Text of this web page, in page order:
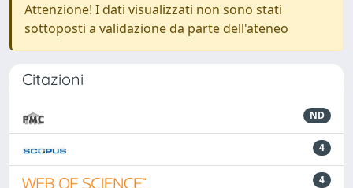
Attenzione! I dati visualizzati non sono stati
sottoposti a validazione da parte dell'ateneo
Citazioni
ND
4
4